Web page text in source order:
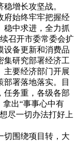
增长攻坚战。
始终牢牢把握经
稳中求进，全力抓
召开市委常委会扩
设备更新和消费品
集研究部署经济工
主要经济部门开展
署落地落实。目
任务重，各级各部
拿出“事事心中有
尽一切办法打好上
围绕项目转，大